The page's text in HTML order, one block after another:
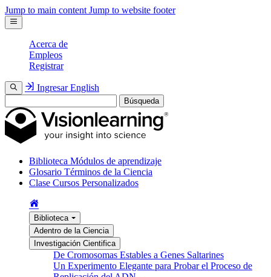
Jump to main content Jump to website footer
Acerca de
Empleos
Registrar
Ingresar English
Búsqueda
Biblioteca Módulos de aprendizaje
Glosario Términos de la Ciencia
Clase Cursos Personalizados
Biblioteca
Adentro de la Ciencia
Investigación Cientifica
De Cromosomas Estables a Genes Saltarines
Un Experimento Elegante para Probar el Proceso de